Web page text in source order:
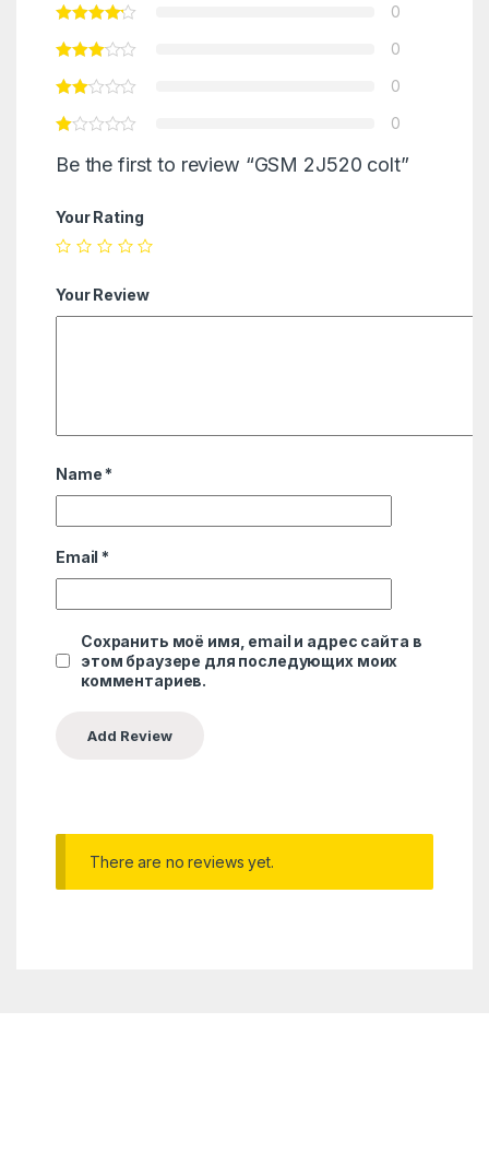
0
0
0
0
Be the first to review “GSM 2J520 colt”
Your Rating
Your Review
Name *
Email *
Сохранить моё имя, email и адрес сайта в
этом браузере для последующих моих
комментариев.
There are no reviews yet.